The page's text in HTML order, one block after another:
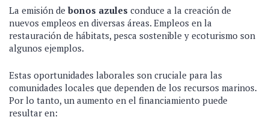
La emisión de bonos azules conduce a la creación de
nuevos empleos en diversas áreas. Empleos en la
restauración de hábitats, pesca sostenible y ecoturismo son
algunos ejemplos.
Estas oportunidades laborales son cruciale para las
comunidades locales que dependen de los recursos marinos.
Por lo tanto, un aumento en el financiamiento puede
resultar en: